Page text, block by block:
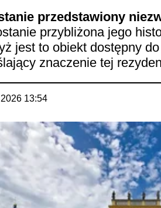
przedstawiony
przybliżona jego
jest to obiekt dostępny
znaczenie tej
13:54